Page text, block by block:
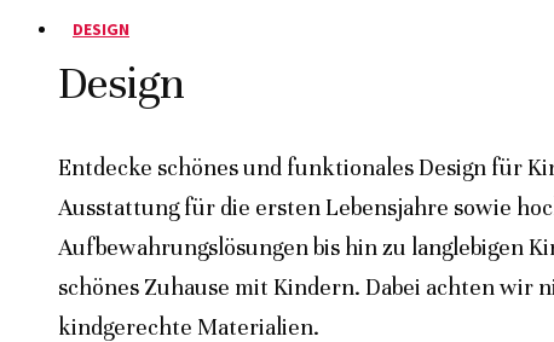
DESIGN
Design
Entdecke schönes und funktionales Design für
Ausstattung für die ersten Lebensjahre sowie
Aufbewahrungslösungen bis hin zu langlebigen
schönes Zuhause mit Kindern. Dabei achten
kindgerechte Materialien.